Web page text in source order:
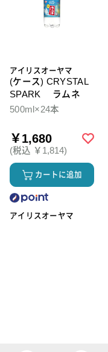
アイリスオーヤマ
(ケース) CRYSTAL
SPARK ラムネ
500ml×24本
￥1,680
(税込 ￥1,814)
カートに追加
アイリスオーヤマ